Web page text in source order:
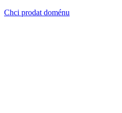
Chci prodat doménu